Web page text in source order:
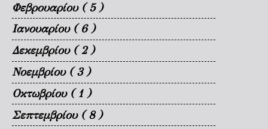
Φεβρουαρίου ( 5 )
Ιανουαρίου ( 6 )
Δεκεμβρίου ( 2 )
Νοεμβρίου ( 3 )
Οκτωβρίου ( 1 )
Σεπτεμβρίου ( 8 )